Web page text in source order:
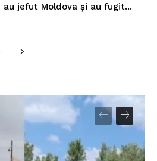
jefut Moldova și au fugit...